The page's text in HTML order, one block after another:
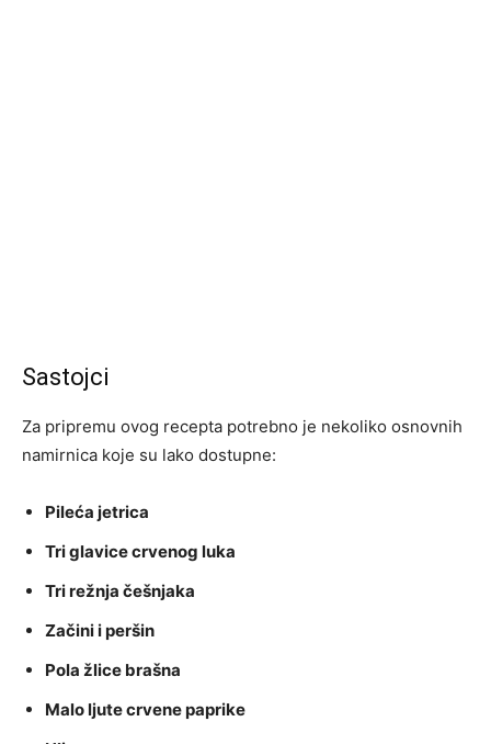
Sastojci
Za pripremu ovog recepta potrebno je nekoliko osnovnih
namirnica koje su lako dostupne:
Pileća jetrica
Tri glavice crvenog luka
Tri režnja češnjaka
Začini i peršin
Pola žlice brašna
Malo ljute crvene paprike